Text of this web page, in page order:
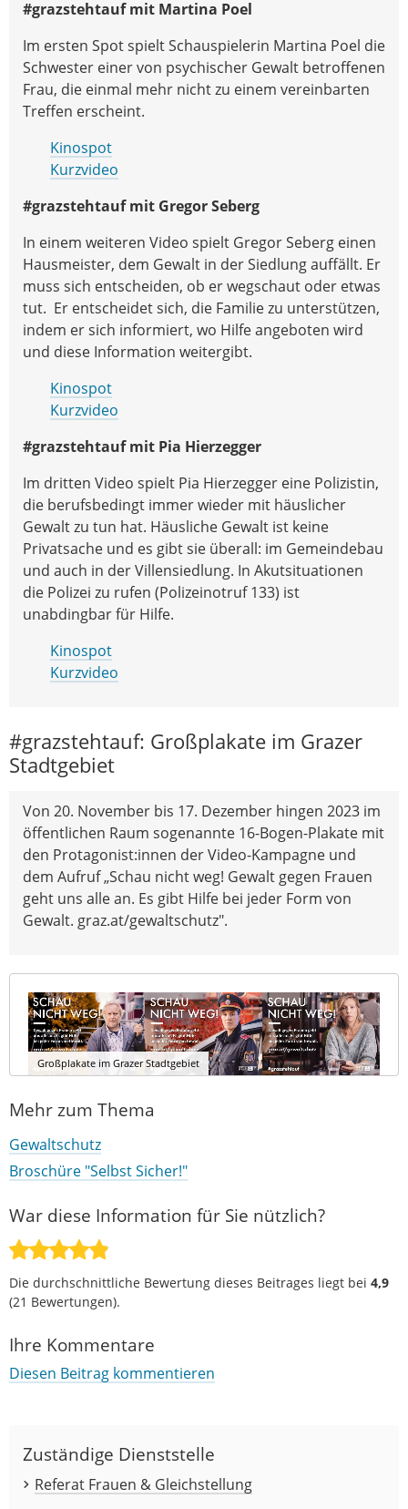
#grazstehtauf mit Martina Poel
Im ersten Spot spielt Schauspielerin Martina Poel die
Schwester einer von psychischer Gewalt betroffenen
Frau, die einmal mehr nicht zu einem vereinbarten
Treffen erscheint.
Kinospot
Kurzvideo
#grazstehtauf mit Gregor Seberg
In einem weiteren Video spielt Gregor Seberg einen
Hausmeister, dem Gewalt in der Siedlung auffällt. Er
muss sich entscheiden, ob er wegschaut oder etwas
tut. Er entscheidet sich, die Familie zu unterstützen,
indem er sich informiert, wo Hilfe angeboten wird
und diese Information weitergibt.
Kinospot
Kurzvideo
#grazstehtauf mit Pia Hierzegger
Im dritten Video spielt Pia Hierzegger eine Polizistin,
die berufsbedingt immer wieder mit häuslicher
Gewalt zu tun hat. Häusliche Gewalt ist keine
Privatsache und es gibt sie überall: im Gemeindebau
und auch in der Villensiedlung. In Akutsituationen
die Polizei zu rufen (Polizeinotruf 133) ist
unabdingbar für Hilfe.
Kinospot
Kurzvideo
#grazstehtauf: Großplakate im Grazer
Stadtgebiet
Von 20. November bis 17. Dezember hingen 2023 im
öffentlichen Raum sogenannte 16-Bogen-Plakate mit
den Protagonist:innen der Video-Kampagne und
dem Aufruf „Schau nicht weg! Gewalt gegen Frauen
geht uns alle an. Es gibt Hilfe bei jeder Form von
Gewalt. graz.at/gewaltschutz".
Großplakate im Grazer Stadtgebiet
Mehr zum Thema
Gewaltschutz
Broschüre "Selbst Sicher!"
War diese Information für Sie nützlich?
Die durchschnittliche Bewertung dieses Beitrages liegt bei 4,9
(21 Bewertungen).
Ihre Kommentare
Diesen Beitrag kommentieren
Zuständige Dienststelle
Referat Frauen & Gleichstellung